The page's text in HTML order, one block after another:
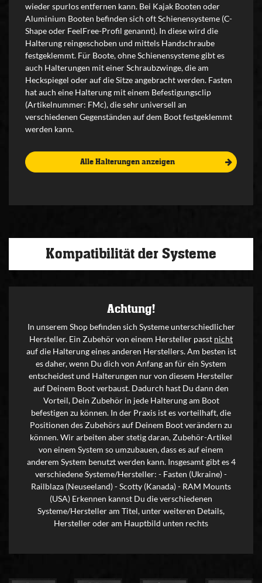
wieder spurlos entfernen kann. Bei Kajak Booten oder
Aluminium Booten befinden sich oft Schienensysteme (C-
Shape oder FeelFree-Profil genannt). In diese wird die
Halterung reingeschoben und mittels Handschraube
festgeklemmt. Für Boote, ohne Schienensysteme gibt es
auch Halterungen mit einer Schraubzwinge, die am
Heckspiegel oder auf die Sitze angebracht werden. Fasten
hat auch eine Halterung mit einem Befestigungsclip
(Artikelnummer: FMc), die sehr universell an
verschiedenen Gegenständen auf dem Boot festgeklemmt
werden kann.
Alle Halterungen anzeigen
Kompatibilität der Systeme
Achtung!
In unserem Shop befinden sich Systeme unterschiedlicher
Hersteller. Ein Zubehör von einem Hersteller passt nicht
auf die Halterung eines anderen Herstellers. Am besten ist
es daher, wenn Du dich von Anfang an für ein System
entscheidest und Halterungen nur von diesem Hersteller
auf Deinem Boot verbaust. Dadurch hast Du dann den
Vorteil, Dein Zubehör in jede Halterung am Boot
befestigen zu können. In der Praxis ist es vorteilhaft, die
Positionen des Zubehörs auf Deinem Boot verändern zu
können. Wir arbeiten aber stetig daran, Zubehör-Artikel
von einem System so umzubauen, dass es auf einem
anderem System benutzt werden kann. Insgesamt gibt es 4
verschiedene Systeme/Hersteller: - Fasten (Ukraine) -
Railblaza (Neuseeland) - Scotty (Kanada) - RAM Mounts
(USA) Erkennen kannst Du die verschiedenen
Systeme/Hersteller am Titel, unter weiteren Details,
Hersteller oder am Hauptbild unten rechts